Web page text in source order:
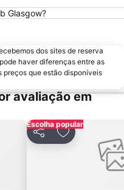
Glasgow?
dos sites de reserva
haver diferenças entre as
preços que estão disponíveis
avaliação em
Escolha popular
PartilharAdicionar